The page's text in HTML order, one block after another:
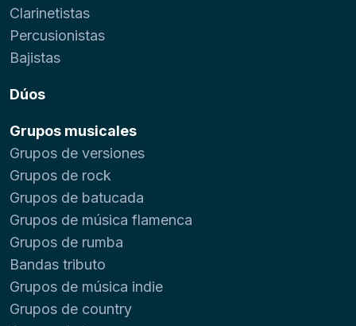
Clarinetistas
Percusionistas
Bajistas
Dúos
Grupos musicales
Grupos de versiones
Grupos de rock
Grupos de batucada
Grupos de música flamenca
Grupos de rumba
Bandas tributo
Grupos de música indie
Grupos de country